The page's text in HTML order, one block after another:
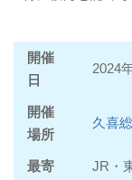
開催
日
2024
開催
場所
久喜
最寄
JR・